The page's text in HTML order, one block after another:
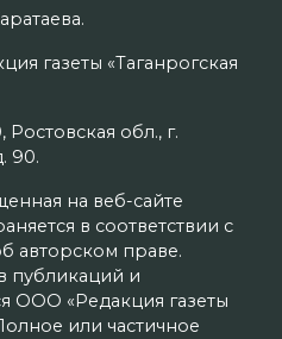
газеты «Таганрогская
обл., г.
90.
на веб-сайте
в соответствии с
авторском праве.
публикаций и
ООО «Редакция газеты
или частичное